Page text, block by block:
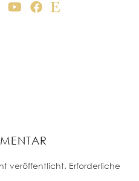
veröffentlicht. Erforderliche